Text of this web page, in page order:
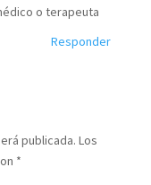
o terapeuta
Responder
publicada. Los
*